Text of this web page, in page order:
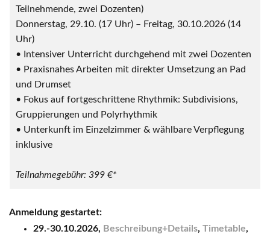
Teilnehmende, zwei Dozenten)
Donnerstag, 29.10. (17 Uhr) – Freitag, 30.10.2026 (14
Uhr)
• Intensiver Unterricht durchgehend mit zwei Dozenten
• Praxisnahes Arbeiten mit direkter Umsetzung an Pad
und Drumset
• Fokus auf fortgeschrittene Rhythmik: Subdivisions,
Gruppierungen und Polyrhythmik
• Unterkunft im Einzelzimmer & wählbare Verpflegung
inklusive
Teilnahmegebühr: 399 €*
Anmeldung gestartet:
29.-30.10.2026, Beschreibung+Details, Timetable,